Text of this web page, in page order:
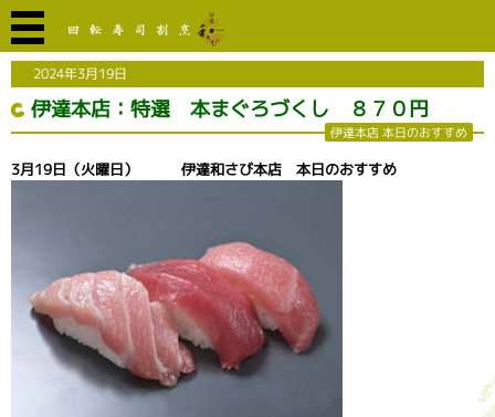
2024年3月19日
伊達本店：特選 本まぐろづくし ８７０円
伊達本店 本日のおすすめ
3月19日（火曜日） 伊達和さび本店 本日のおすすめ